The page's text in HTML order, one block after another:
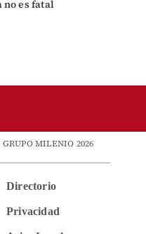
no es fatal
MILENIO 2026
Directorio
Privacidad